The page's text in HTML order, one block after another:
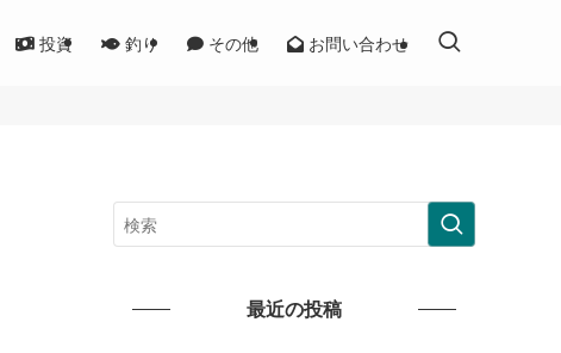
投資 釣り その他 お問い合わせ
最近の投稿